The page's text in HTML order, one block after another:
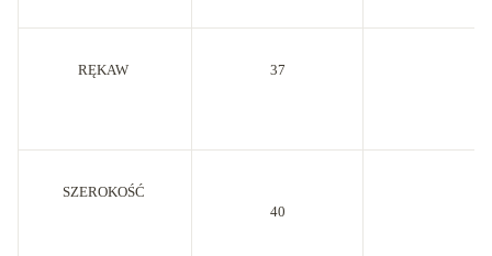
RĘKAW 37
SZEROKOŚĆ
40